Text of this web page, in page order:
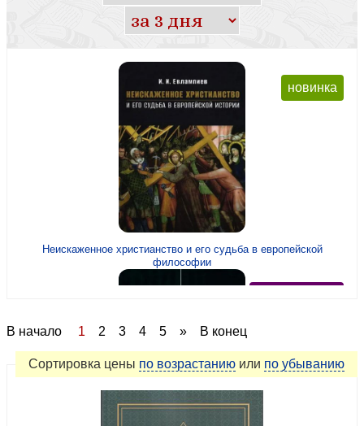
новинка
Неискаженное христианство и его судьба в европейской
философии
В начало 1 2 3 4 5 » В конец
Сортировка цены по возрастанию или по убыванию